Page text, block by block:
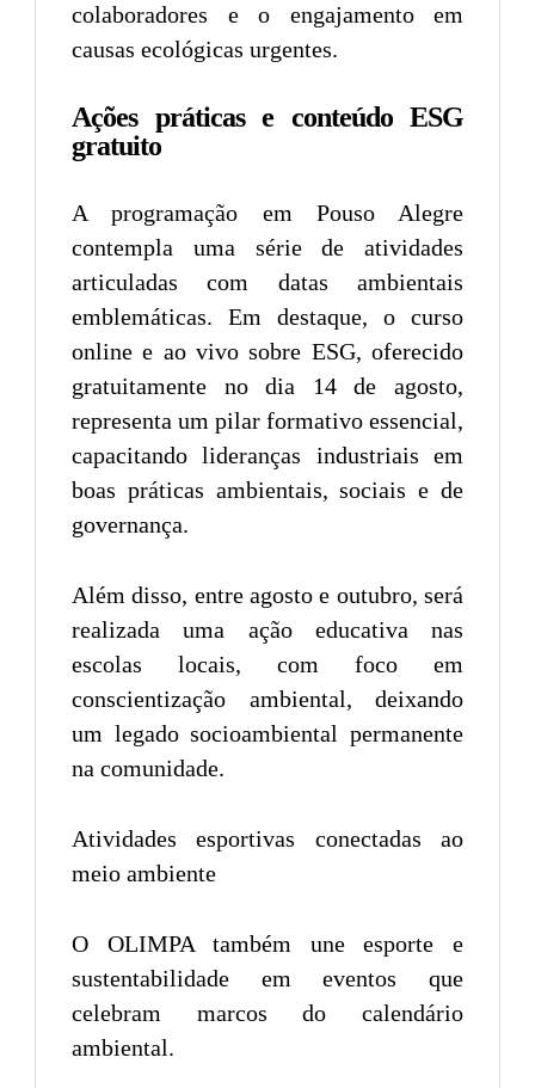
colaboradores e o engajamento em
causas ecológicas urgentes.
Ações práticas e conteúdo ESG
gratuito
A programação em Pouso Alegre
contempla uma série de atividades
articuladas com datas ambientais
emblemáticas. Em destaque, o curso
online e ao vivo sobre ESG, oferecido
gratuitamente no dia 14 de agosto,
representa um pilar formativo essencial,
capacitando lideranças industriais em
boas práticas ambientais, sociais e de
governança.
Além disso, entre agosto e outubro, será
realizada uma ação educativa nas
escolas locais, com foco em
conscientização ambiental, deixando
um legado socioambiental permanente
na comunidade.
Atividades esportivas conectadas ao
meio ambiente
O OLIMPA também une esporte e
sustentabilidade em eventos que
celebram marcos do calendário
ambiental.